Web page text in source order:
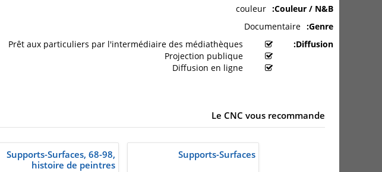
Couleur / N&B
couleur
Genre
Documentaire
Diffusion
Le CNC vous recommande
Supports-Surfaces
Supports-Surfaces, 68-98,
histoire de peintres